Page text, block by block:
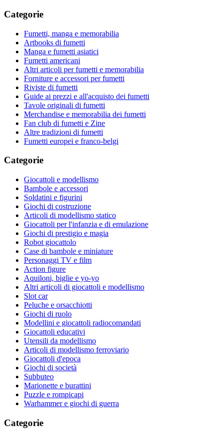
Categorie
Fumetti, manga e memorabilia
Artbooks di fumetti
Manga e fumetti asiatici
Fumetti americani
Altri articoli per fumetti e memorabilia
Forniture e accessori per fumetti
Riviste di fumetti
Guide ai prezzi e all'acquisto dei fumetti
Tavole originali di fumetti
Merchandise e memorabilia dei fumetti
Fan club di fumetti e Zine
Altre tradizioni di fumetti
Fumetti europei e franco-belgi
Categorie
Giocattoli e modellismo
Bambole e accessori
Soldatini e figurini
Giochi di costruzione
Articoli di modellismo statico
Giocattoli per l'infanzia e di emulazione
Giochi di prestigio e magia
Robot giocattolo
Case di bambole e miniature
Personaggi TV e film
Action figure
Aquiloni, biglie e yo-yo
Altri articoli di giocattoli e modellismo
Slot car
Peluche e orsacchiotti
Giochi di ruolo
Modellini e giocattoli radiocomandati
Giocattoli educativi
Utensili da modellismo
Articoli di modellismo ferroviario
Giocattoli d'epoca
Giochi di società
Subbuteo
Marionette e burattini
Puzzle e rompicapi
Warhammer e giochi di guerra
Categorie